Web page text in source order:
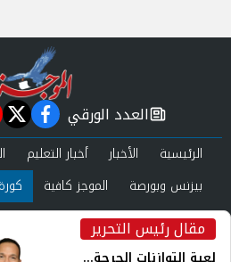
مقال رئيس التحرير
newspaper
العدد الورقي
الرئيسية الأخبار أخبار التعليم
بيزنس وبورصة
الموجز كافية
صحة وجمال
عرب وعالم حوادث
العدد الورقي